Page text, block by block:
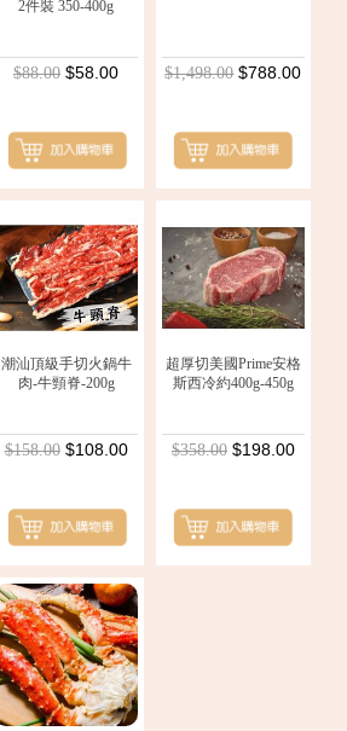
2件裝 350-400g
$88.00 $58.00 $1,498.00 $788.00
潮汕頂級手切火鍋牛
肉-牛頸脊-200g
$158.00 $108.00
超厚切美國Prime安格
斯西冷約400g-450g
$358.00 $198.00